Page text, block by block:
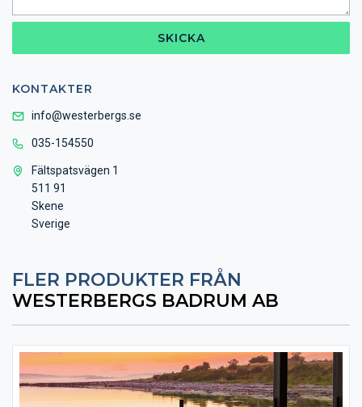
SKICKA
KONTAKTER
info@westerbergs.se
035-154550
Fältspatsvägen 1
511 91
Skene
Sverige
FLER PRODUKTER FRÅN
WESTERBERGS BADRUM AB